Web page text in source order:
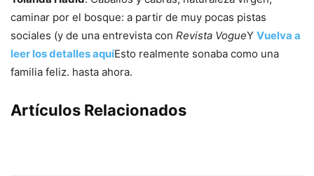
caminar por el bosque: a partir de muy pocas pistas
sociales (y de una entrevista con Revista VogueY Vuelva a
leer los detalles aquíEsto realmente sonaba como una
familia feliz. hasta ahora.
Artículos Relacionados